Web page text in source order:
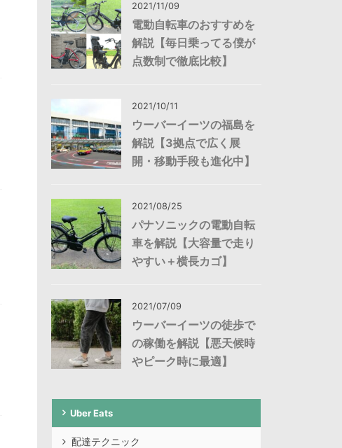
2021/11/09
電動自転車のおすすめを
解説【毎日乗ってる僕が
点数制で徹底比較】
2021/10/11
ウーバーイーツの福島を
解説【3拠点で広く展
開・移動手段も進化中】
2021/08/25
パナソニックの電動自転
車を解説【大容量で走り
やすい＋横長カゴ】
2021/07/09
ウーバーイーツの徒歩で
の稼働を解説【悪天候時
やピーク時に最適】
Uber Eats
配達テクニック